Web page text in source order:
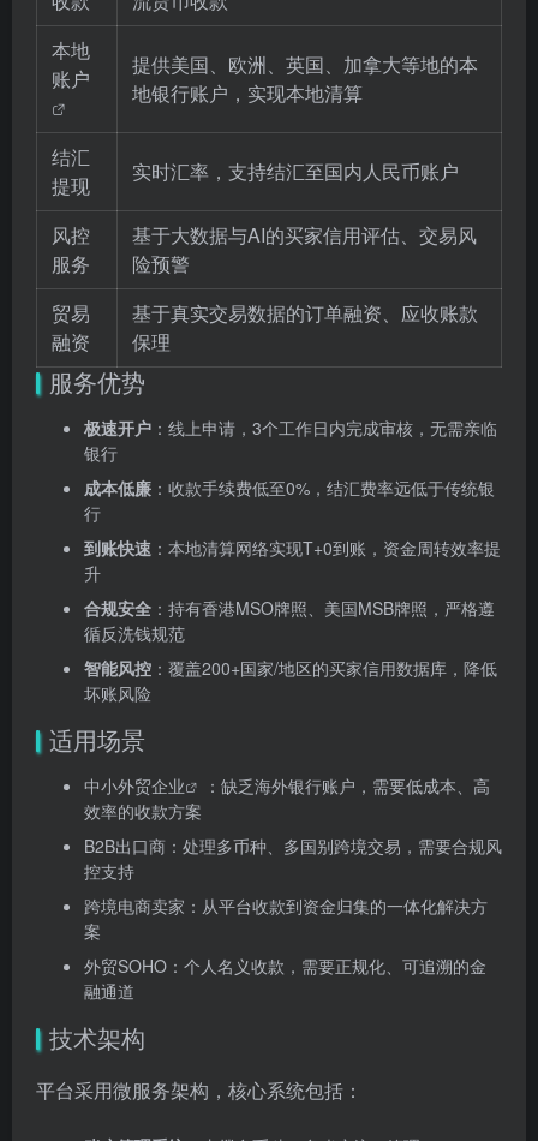
本地
账户
提供美国、欧洲、英国、加拿大等地的本
地银行账户，实现本地清算
结汇
提现
实时汇率，支持结汇至国内人民币账户
风控
服务
基于大数据与AI的买家信用评估、交易风
险预警
贸易
融资
基于真实交易数据的订单融资、应收账款
保理
服务优势
极速开户 ：线上申请，3个工作日内完成审核，无需亲临
银行
成本低廉 ：收款手续费低至0%，结汇费率远低于传统银
行
到账快速 ：本地清算网络实现T+0到账，资金周转效率提
升
合规安全 ：持有香港MSO牌照、美国MSB牌照，严格遵
循反洗钱规范
智能风控 ：覆盖200+国家/地区的买家信用数据库，降低
坏账风险
适用场景
中小外贸企业
：缺乏海外银行账户，需要低成本、高
效率的收款方案
B2B出口商：处理多币种、多国别跨境交易，需要合规风
控支持
跨境电商卖家：从平台收款到资金归集的一体化解决方
案
外贸SOHO：个人名义收款，需要正规化、可追溯的金
融通道
技术架构
平台采用微服务架构，核心系统包括：